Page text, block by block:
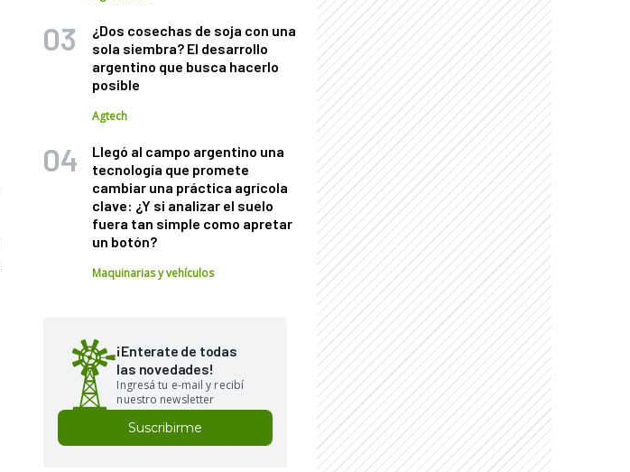
¿Dos cosechas de soja con una
sola siembra? El desarrollo
argentino que busca hacerlo
posible
Agtech
Llegó al campo argentino una
tecnología que promete
cambiar una práctica agrícola
clave: ¿Y si analizar el suelo
fuera tan simple como apretar
un botón?
Maquinarias y vehículos
¡Enterate de todas
las novedades!
Ingresá tu e-mail y recibí
nuestro newsletter
Suscribirme